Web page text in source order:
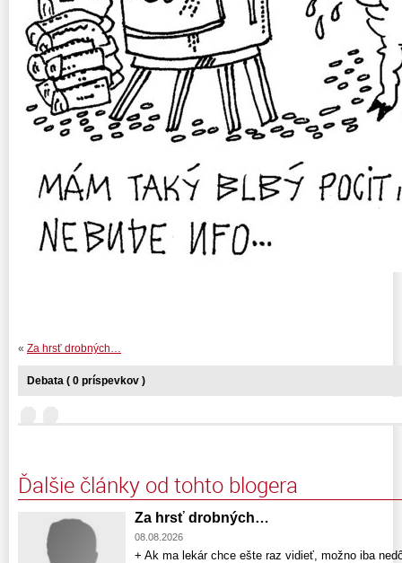
« Za hrsť drobných…
Debata ( 0 príspevkov )
Ďalšie články od tohto blogera
Za hrsť drobných…
08.08.2026
+ Ak ma lekár chce ešte raz vidieť, možno iba